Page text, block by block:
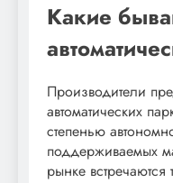
Какие
Производители
автоматических
степенью
поддерживаемых
рынке встречаются